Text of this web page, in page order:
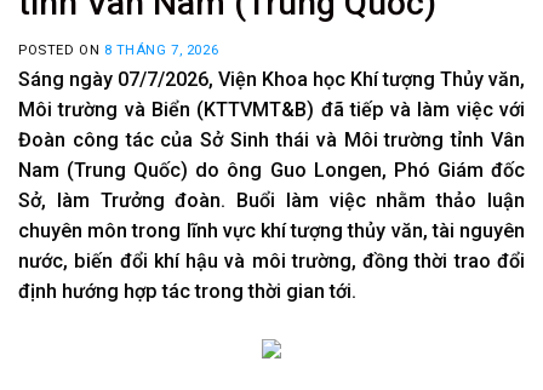
POSTED ON 8 THÁNG 7, 2026
Sáng ngày 07/7/2026, Viện Khoa học Khí tượng Thủy văn,
Môi trường và Biển (KTTVMT&B) đã tiếp và làm việc với
Đoàn công tác của Sở Sinh thái và Môi trường tỉnh Vân
Nam (Trung Quốc) do ông Guo Longen, Phó Giám đốc
Sở, làm Trưởng đoàn. Buổi làm việc nhằm thảo luận
chuyên môn trong lĩnh vực khí tượng thủy văn, tài nguyên
nước, biến đổi khí hậu và môi trường, đồng thời trao đổi
định hướng hợp tác trong thời gian tới.